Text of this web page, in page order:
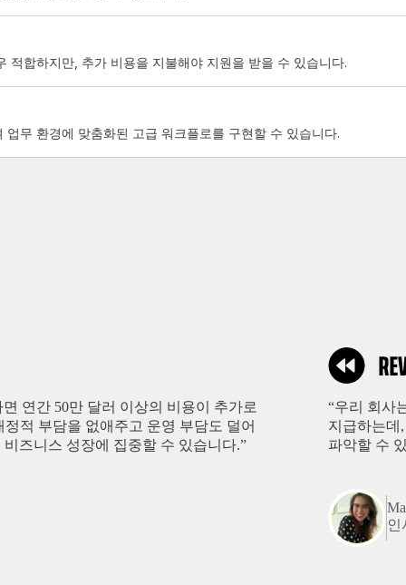
적합하지만, 추가 비용을 지불해야 지원을 받을 수 있습니다.
업무 환경에 맞춤화된 고급 워크플로를 구현할 수 있습니다.
연간 50만 달러 이상의 비용이 추가로
적 부담을 없애주고 운영 부담도 덜어
즈니스 성장에 집중할 수 있습니다.”
“우리 회사
지급하는데
파악할 수
인